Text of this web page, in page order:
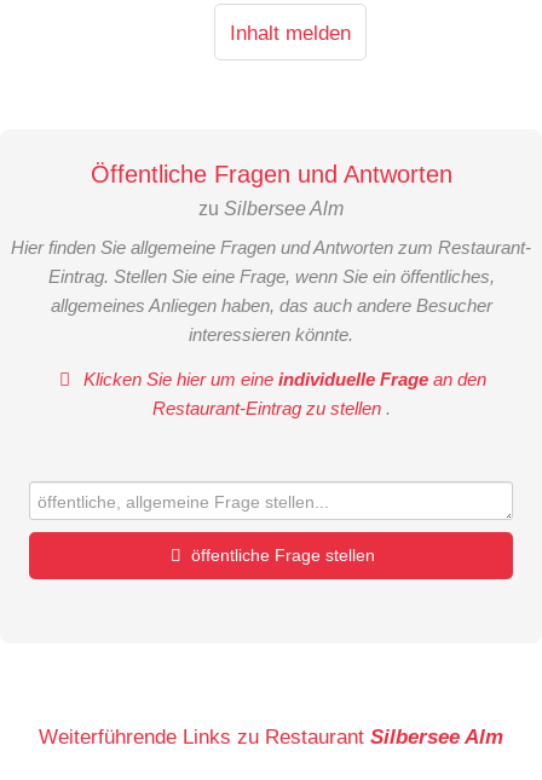
Inhalt melden
Öffentliche Fragen und Antworten
zu Silbersee Alm
Hier finden Sie allgemeine Fragen und Antworten zum Restaurant-
Eintrag. Stellen Sie eine Frage, wenn Sie ein öffentliches,
allgemeines Anliegen haben, das auch andere Besucher
interessieren könnte.
Klicken Sie hier um eineindividuelle Frage an den
Restaurant-Eintrag zu stellen .
öffentliche Frage stellen
Weiterführende Links zu Restaurant Silbersee Alm